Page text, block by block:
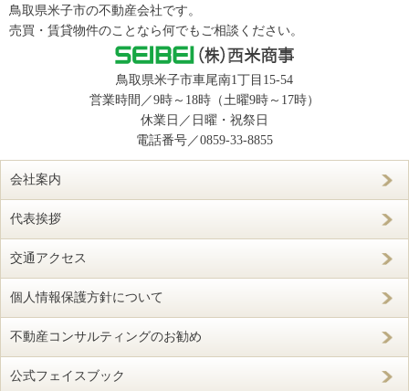
鳥取県米子市の不動産会社です。
売買・賃貸物件のことなら何でもご相談ください。
鳥取県米子市車尾南1丁目15-54
営業時間／9時～18時（土曜9時～17時）
休業日／日曜・祝祭日
電話番号／0859-33-8855
会社案内
代表挨拶
交通アクセス
個人情報保護方針について
不動産コンサルティングのお勧め
公式フェイスブック